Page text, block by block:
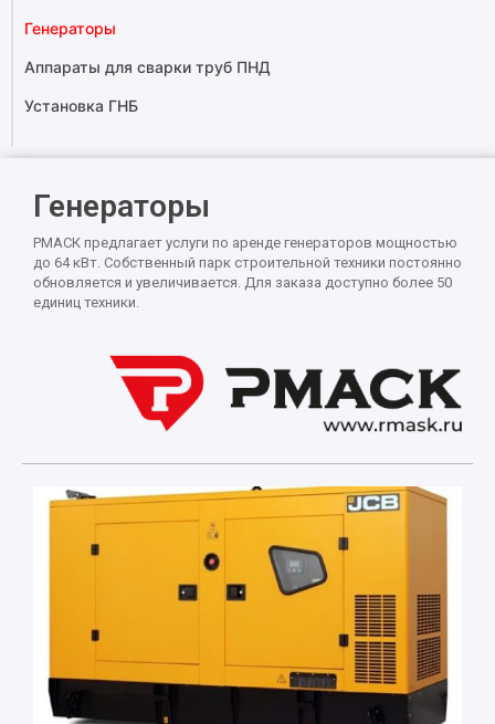
Генераторы
Аппараты для сварки труб ПНД
Установка ГНБ
Генераторы
РМАСК предлагает услуги по аренде генераторов мощностью
до 64 кВт. Собственный парк строительной техники постоянно
обновляется и увеличивается. Для заказа доступно более 50
единиц техники.